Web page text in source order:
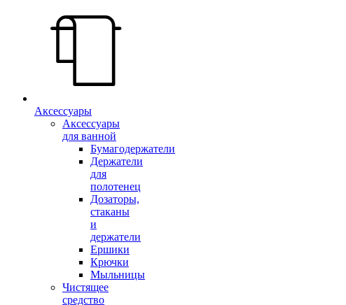
Аксессуары
Аксессуары
для ванной
Бумагодержатели
Держатели
для
полотенец
Дозаторы,
стаканы
и
держатели
Ершики
Крючки
Мыльницы
Чистящее
средство